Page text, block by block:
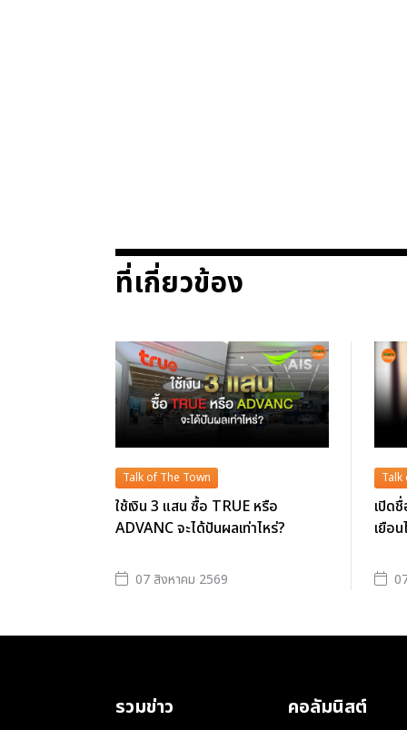
ที่เกี่ยวข้อง
Talk of The Town
ใช้เงิน 3 แสน ซื้อ TRUE หรือ
ADVANC จะได้ปันผลเท่าไหร่?
07 สิงหาคม 2569
Talk
เปิด
เยือ
รวมข่าว คอลัมนิสต์